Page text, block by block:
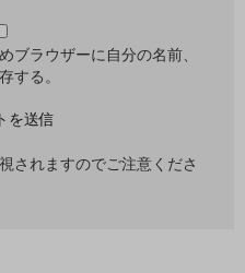
ブラウザーに自分の名前、
する。
されますのでご注意くださ